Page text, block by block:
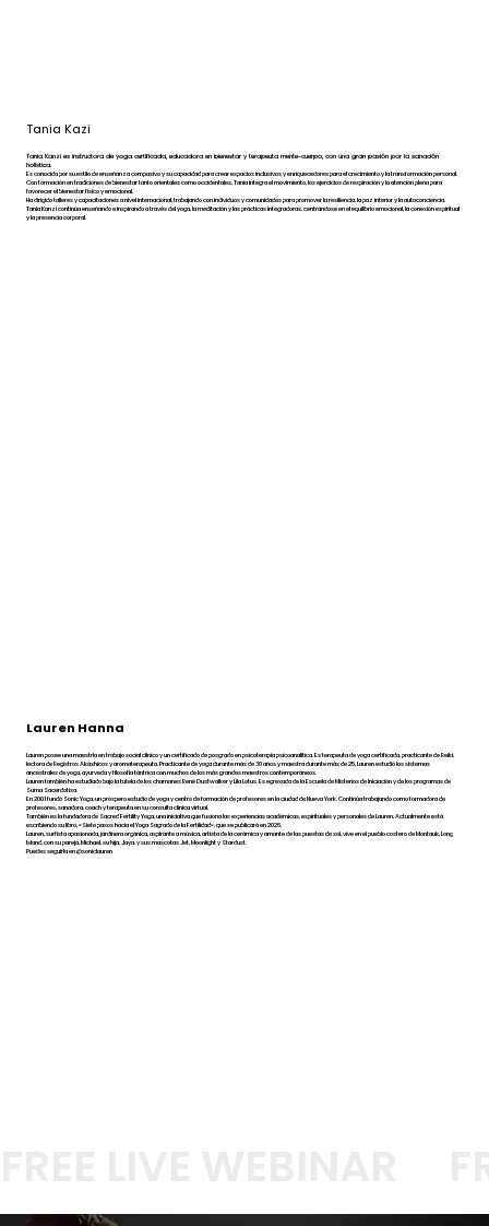
Tania Kazi
Tania Kanzi es instructora de yoga certificada, educadora en bienestar y terapeuta mente-cuerpo, con una gran pasión por la sanación
holística.
Es conocida por su estilo de enseñanza compasivo y su capacidad para crear espacios inclusivos y enriquecedores para el crecimiento y la transformación personal.
Con formación en tradiciones de bienestar tanto orientales como occidentales, Tania integra el movimiento, los ejercicios de respiración y la atención plena para
favorecer el bienestar físico y emocional.
Ha dirigido talleres y capacitaciones a nivel internacional, trabajando con individuos y comunidades para promover la resiliencia, la paz interior y la autoconciencia.
Tania Kanzi continúa enseñando e inspirando a través del yoga, la meditación y las prácticas integradoras, centrándose en el equilibrio emocional, la conexión espiritual
y la presencia corporal.
Lauren Hanna
Lauren posee una maestría en trabajo social clínico y un certificado de posgrado en psicoterapia psicoanalítica. Es terapeuta de yoga certificada, practicante de Reiki,
lectora de Registros Akáshicos y aromaterapeuta. Practicante de yoga durante más de 30 años y maestra durante más de 25, Lauren estudió los sistemas
ancestrales de yoga, ayurveda y filosofía tántrica con muchos de los más grandes maestros contemporáneos.
Lauren también ha estudiado bajo la tutela de los chamanes René Dustwalker y Lila Lotus. Es egresada de la Escuela de Misterios de Iniciación y de los programas de
Suma Sacerdotisa.
En 2001 fundó Sonic Yoga, un próspero estudio de yoga y centro de formación de profesores en la ciudad de Nueva York. Continúa trabajando como formadora de
profesores, sanadora, coach y terapeuta en su consulta clínica virtual.
También es la fundadora de Sacred Fertility Yoga, una iniciativa que fusiona las experiencias académicas, espirituales y personales de Lauren. Actualmente está
escribiendo su libro, «Siete pasos hacia el Yoga Sagrado de la Fertilidad», que se publicará en 2026.
Lauren, surfista apasionada, jardinera orgánica, aspirante a música, artista de la cerámica y amante de las puestas de sol, vive en el pueblo costero de Montauk, Long
Island, con su pareja, Michael, su hija, Jaya, y sus mascotas Jet, Moonlight y Stardust.
Puedes seguirla en @soniclauren